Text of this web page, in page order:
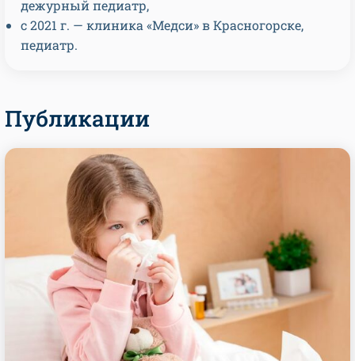
дежурный педиатр,
с 2021 г. — клиника «Медси» в Красногорске,
педиатр.
Публикации